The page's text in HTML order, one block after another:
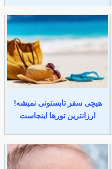
هیچی سفر تابستونی نمیشه!
ارزانترین تورها اینجاست